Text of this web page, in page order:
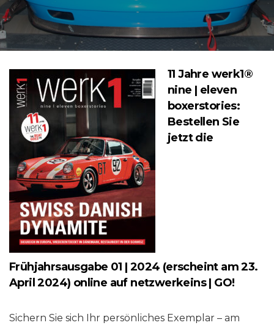
11 Jahre werk1®
nine | eleven
boxerstories:
Bestellen Sie
jetzt die
Frühjahrsausgabe 01 | 2024 (erscheint am 23.
April 2024) online auf netzwerkeins | GO!
Sichern Sie sich Ihr persönliches Exemplar – am